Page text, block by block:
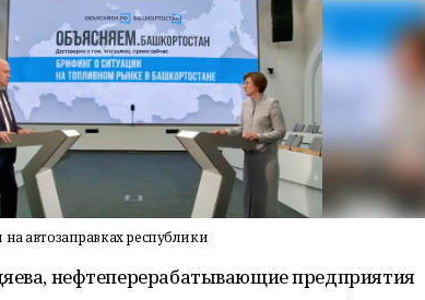
автозаправках республики
нефтеперерабатывающие предприятия